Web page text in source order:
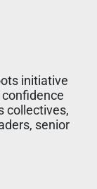
initiative
collectives,
senior